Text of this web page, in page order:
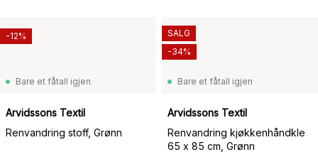
Bare et fåtall igjen
Arvidssons Textil
Renvandring stoff, Grønn
-12%
Bare et fåtall igjen
Arvidssons Textil
Renvandring kjøkkenhåndkle
65 x 85 cm, Grønn
SALG
-34%